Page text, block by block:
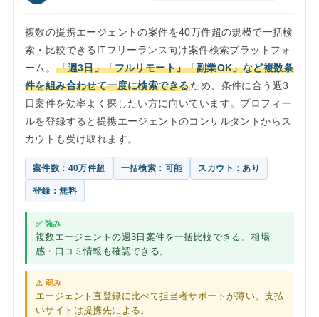
複数の提携エージェントの案件を40万件超の規模で一括検
索・比較できるITフリーランス向け案件検索プラットフォ
ーム。「週3日」「フルリモート」「副業OK」など複数条
件を組み合わせて一度に検索できるため、条件に合う週3
日案件を効率よく探したい方に向いています。プロフィー
ルを登録すると提携エージェントのコンサルタントからス
カウトも受け取れます。
案件数：40万件超 一括検索：可能 スカウト：あり
登録：無料
✅ 強み
複数エージェントの週3日案件を一括比較できる。相場
感・口コミ情報も確認できる。
⚠ 弱み
エージェント直登録に比べて担当者サポートが薄い。支払
いサイトは提携先による。